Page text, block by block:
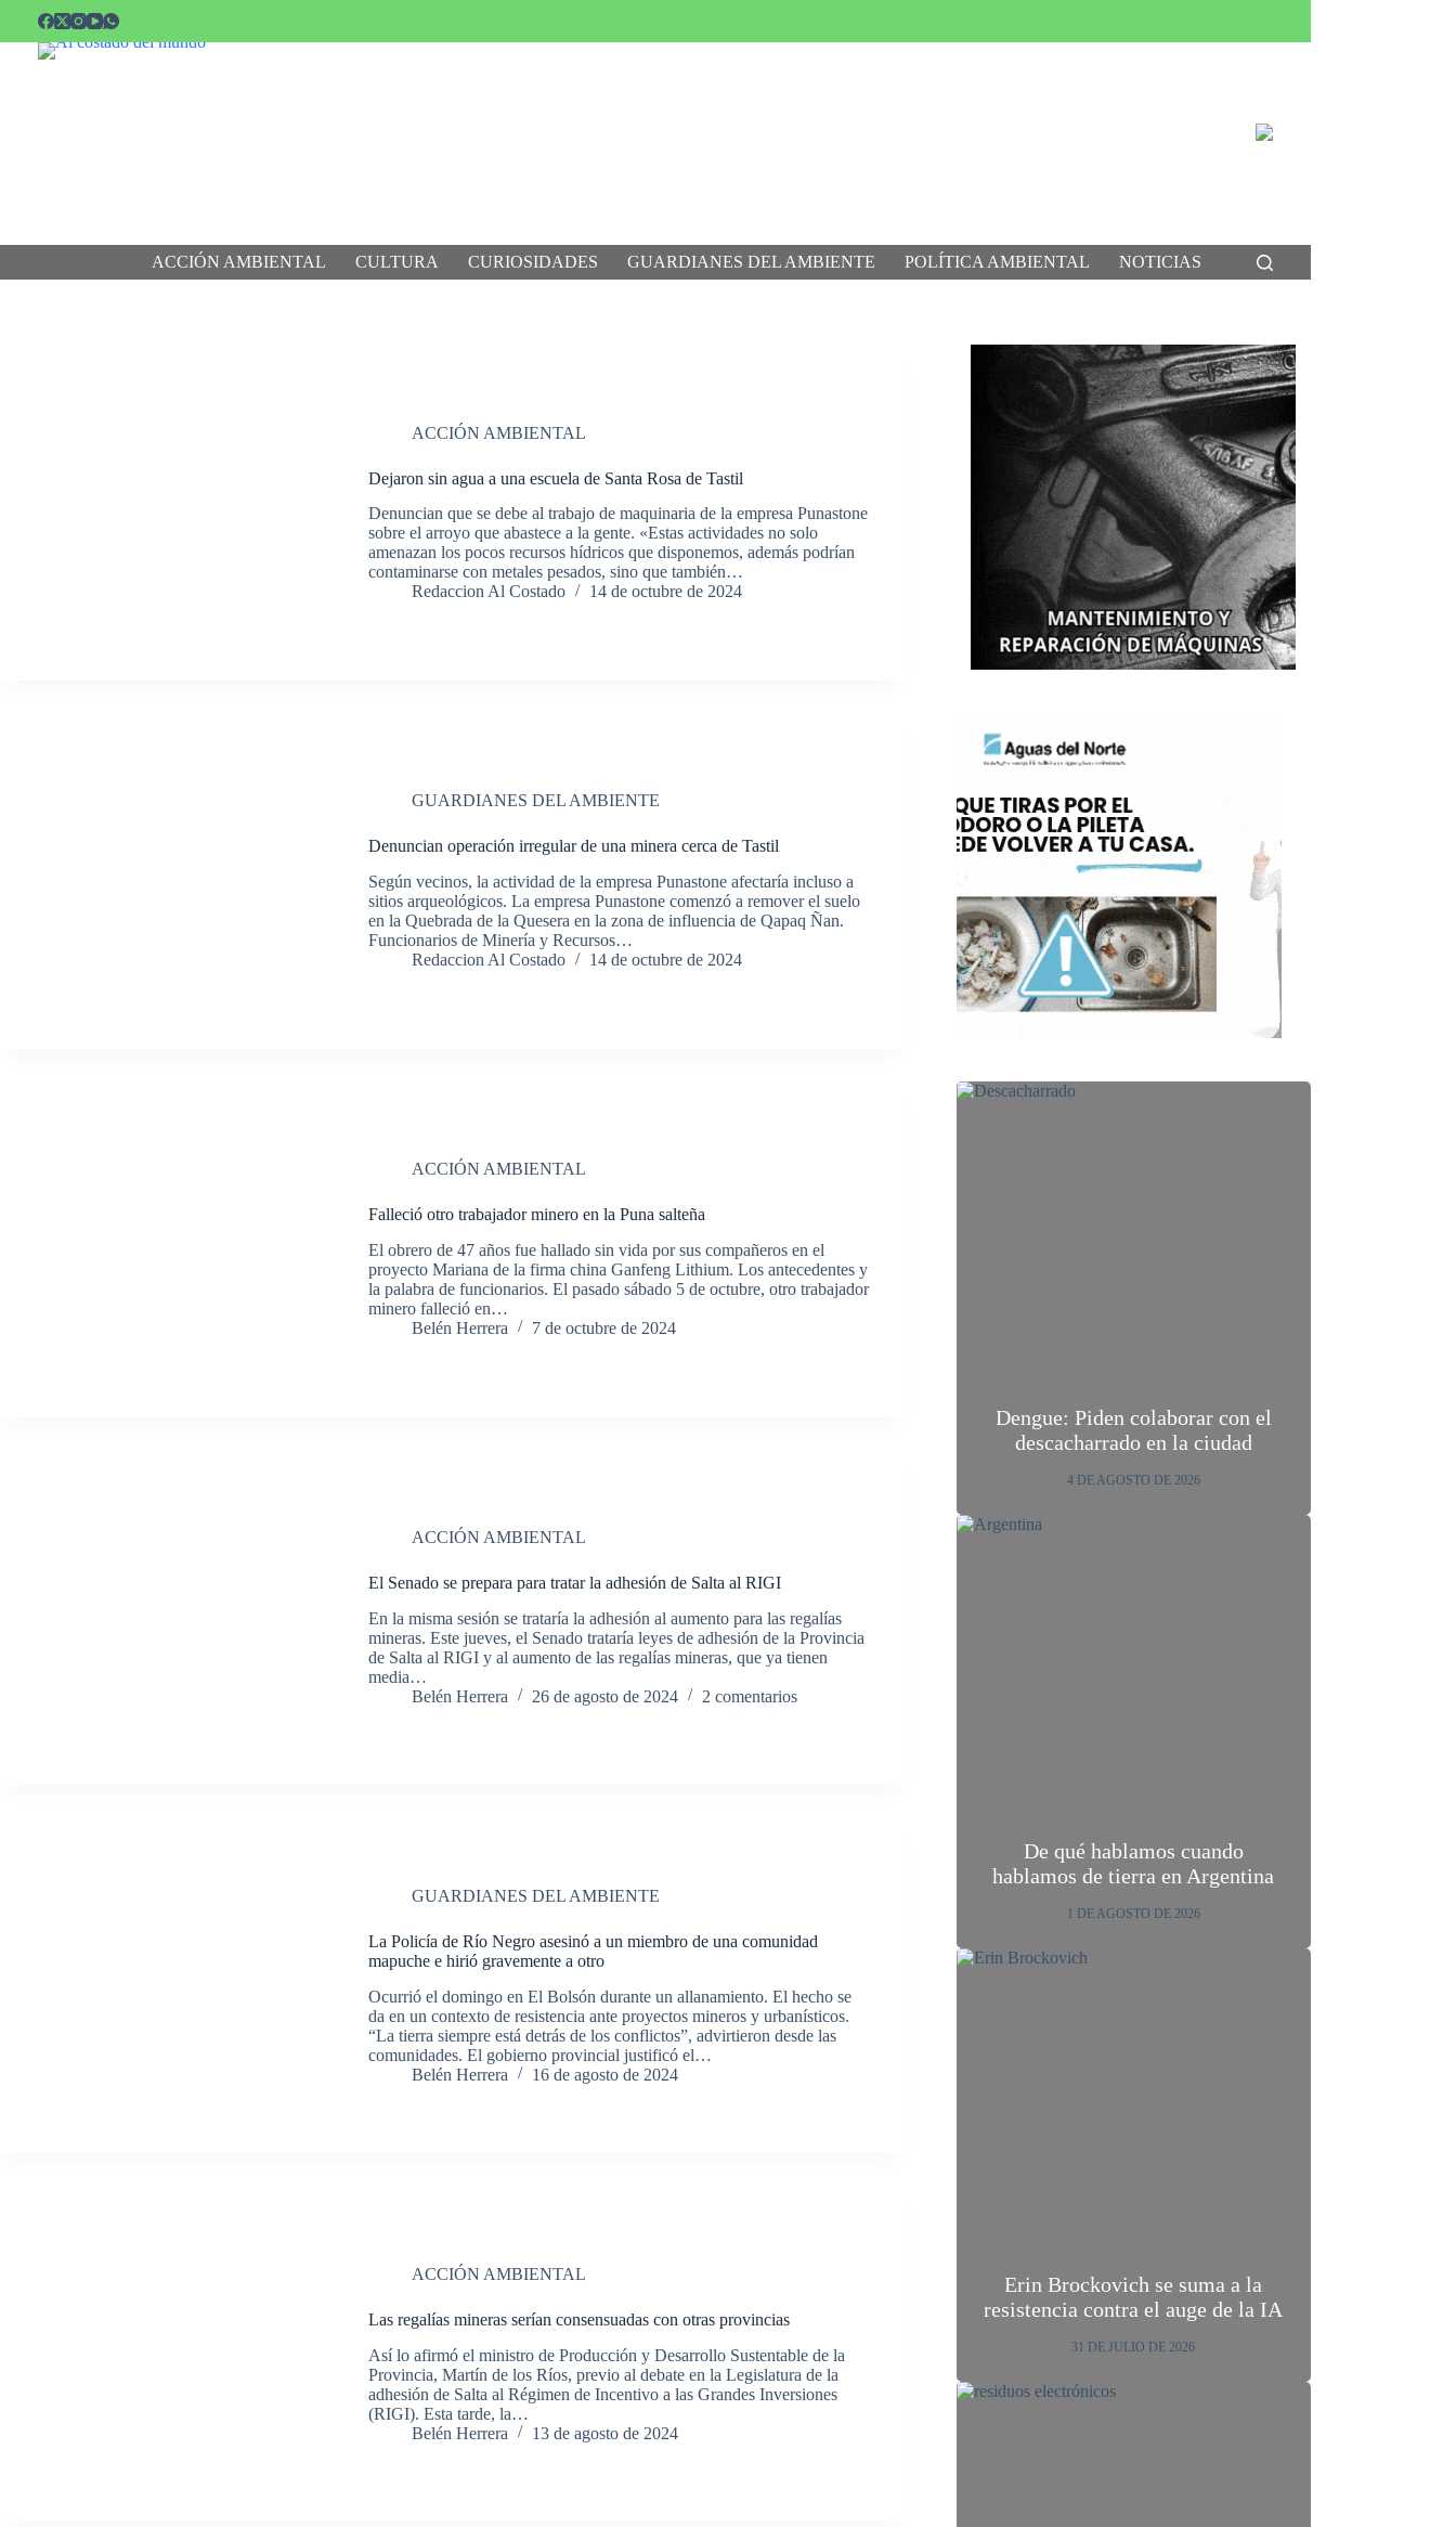
contenido
ACCIÓN AMBIENTAL CULTURA CURIOSIDADES GUARDIANES DEL AMBIENTE POLÍTICA AMBIENTAL NOTICIAS
ACCIÓN AMBIENTAL
Dejaron sin agua a una escuela de Santa Rosa de Tastil
Denuncian que se debe al trabajo de maquinaria de la empresa Punastone
sobre el arroyo que abastece a la gente. «Estas actividades no solo
amenazan los pocos recursos hídricos que disponemos, además podrían
contaminarse con metales pesados, sino que también…
Redaccion Al Costado
14 de octubre de 2024
GUARDIANES DEL AMBIENTE
Denuncian operación irregular de una minera cerca de Tastil
Según vecinos, la actividad de la empresa Punastone afectaría incluso a
sitios arqueológicos. La empresa Punastone comenzó a remover el suelo
en la Quebrada de la Quesera en la zona de influencia de Qapaq Ñan.
Funcionarios de Minería y Recursos…
Redaccion Al Costado
14 de octubre de 2024
ACCIÓN AMBIENTAL
Falleció otro trabajador minero en la Puna salteña
El obrero de 47 años fue hallado sin vida por sus compañeros en el
proyecto Mariana de la firma china Ganfeng Lithium. Los antecedentes y
la palabra de funcionarios. El pasado sábado 5 de octubre, otro trabajador
minero falleció en…
Belén Herrera
7 de octubre de 2024
ACCIÓN AMBIENTAL
El Senado se prepara para tratar la adhesión de Salta al RIGI
En la misma sesión se trataría la adhesión al aumento para las regalías
mineras. Este jueves, el Senado trataría leyes de adhesión de la Provincia
de Salta al RIGI y al aumento de las regalías mineras, que ya tienen
media…
Belén Herrera
26 de agosto de 2024 2 comentarios
GUARDIANES DEL AMBIENTE
La Policía de Río Negro asesinó a un miembro de una comunidad
mapuche e hirió gravemente a otro
Ocurrió el domingo en El Bolsón durante un allanamiento. El hecho se
da en un contexto de resistencia ante proyectos mineros y urbanísticos.
“La tierra siempre está detrás de los conflictos”, advirtieron desde las
comunidades. El gobierno provincial justificó el…
Belén Herrera
16 de agosto de 2024
ACCIÓN AMBIENTAL
Las regalías mineras serían consensuadas con otras provincias
Así lo afirmó el ministro de Producción y Desarrollo Sustentable de la
Provincia, Martín de los Ríos, previo al debate en la Legislatura de la
adhesión de Salta al Régimen de Incentivo a las Grandes Inversiones
(RIGI). Esta tarde, la…
Belén Herrera
13 de agosto de 2024
Dengue: Piden colaborar con el
descacharrado en la ciudad
4 DE AGOSTO DE 2026
De qué hablamos cuando
hablamos de tierra en Argentina
1 DE AGOSTO DE 2026
Erin Brockovich se suma a la
resistencia contra el auge de la IA
31 DE JULIO DE 2026